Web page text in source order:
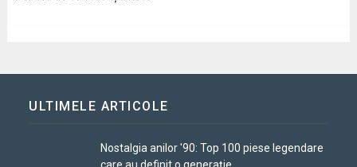
ULTIMELE ARTICOLE
Nostalgia anilor '90: Top 100 piese legendare
care au definit o generație